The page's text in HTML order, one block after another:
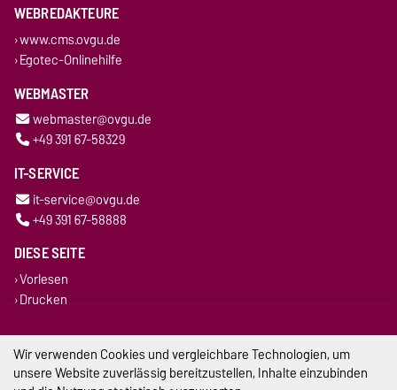
WEBREDAKTEURE
www.cms.ovgu.de
Egotec-Onlinehilfe
WEBMASTER
webmaster@ovgu.de
+49 391 67-58329
IT-SERVICE
it-service@ovgu.de
+49 391 67-58888
DIESE SEITE
Vorlesen
Drucken
Impressum
Wir verwenden Cookies und vergleichbare Technologien, um
unsere Website zuverlässig bereitzustellen, Inhalte einzubinden